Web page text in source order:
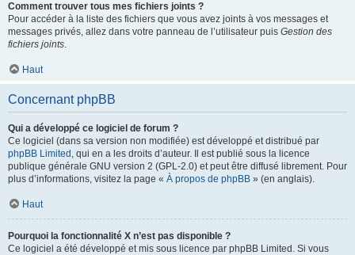
Comment trouver tous mes fichiers joints ?
Pour accéder à la liste des fichiers que vous avez joints à vos messages et
messages privés, allez dans votre panneau de l’utilisateur puis Gestion des
fichiers joints.
Haut
Concernant phpBB
Qui a développé ce logiciel de forum ?
Ce logiciel (dans sa version non modifiée) est développé et distribué par
phpBB Limited , qui en a les droits d’auteur. Il est publié sous la licence
publique générale GNU version 2 (GPL-2.0) et peut être diffusé librement. Pour
plus d’informations, visitez la page « À propos de phpBB » (en anglais).
Haut
Pourquoi la fonctionnalité X n’est pas disponible ?
Ce logiciel a été développé et mis sous licence par phpBB Limited. Si vous